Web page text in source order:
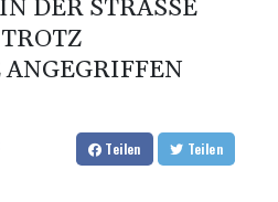
DER STRASSE V
W
Teilen Teilen